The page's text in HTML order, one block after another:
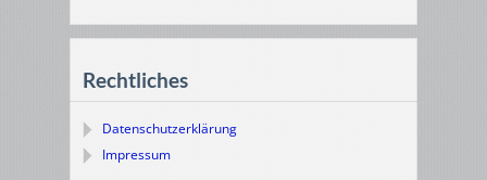
Rechtliches
Datenschutzerklärung
Impressum